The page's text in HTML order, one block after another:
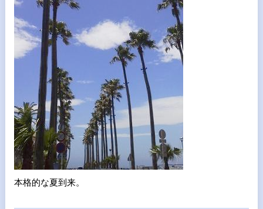
本格的な夏到来。